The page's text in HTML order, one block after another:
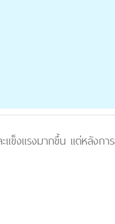
ข็งแรงมากขึ้น แต่หลังกา